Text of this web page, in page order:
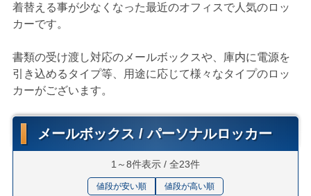
着替える事が少なくなった最近のオフィスで人気のロッ
カーです。
書類の受け渡し対応のメールボックスや、庫内に電源を
引き込めるタイプ等、用途に応じて様々なタイプのロッ
カーがございます。
メールボックス / パーソナルロッカー
1～8件表示 / 全23件
値段が安い順 値段が高い順